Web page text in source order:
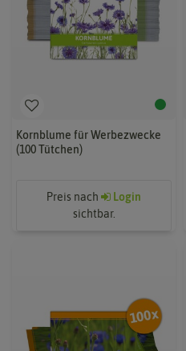
Kornblume für Werbezwecke
(100 Tütchen)
Preis nach
Login
sichtbar.